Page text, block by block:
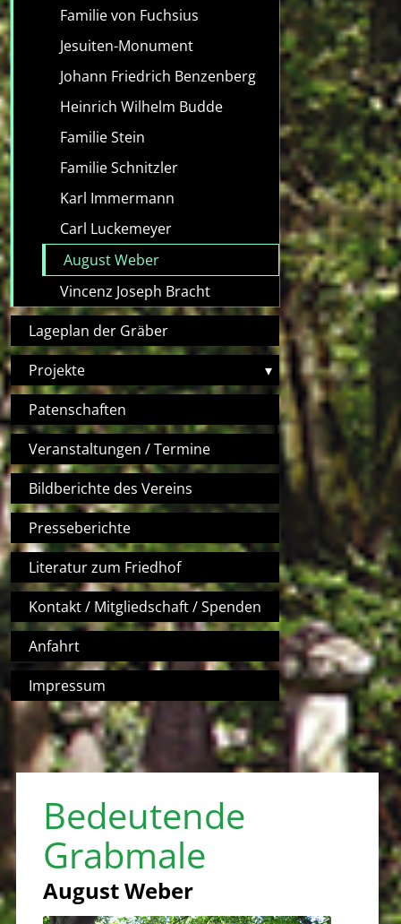
Familie von Fuchsius
Jesuiten-Monument
Johann Friedrich Benzenberg
Heinrich Wilhelm Budde
Familie Stein
Familie Schnitzler
Karl Immermann
Carl Luckemeyer
August Weber
Vincenz Joseph Bracht
Lageplan der Gräber
Projekte
▾
Patenschaften
Veranstaltungen / Termine
Bildberichte des Vereins
Presseberichte
Literatur zum Friedhof
Kontakt / Mitgliedschaft / Spenden
Anfahrt
Impressum
Bedeutende
Grabmale
August Weber